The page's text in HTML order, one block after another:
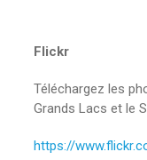
Flickr
Téléchargez les
Grands Lacs et le
https://